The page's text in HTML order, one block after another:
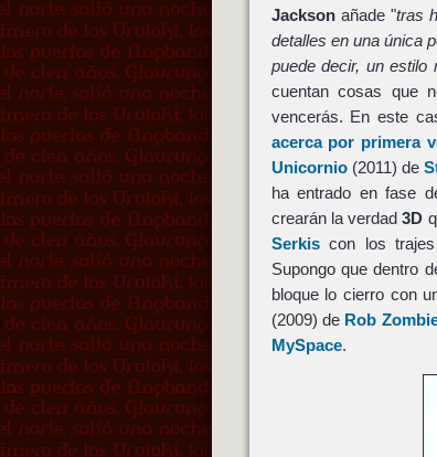
Jacksonañade "tras
detalles en una única
puede decir, un estilo
cuentan cosas que
vencerás. En este
acerca por primera
Unicornio(2011) de
ha entrado en fase
crearán la verdad3D
Serkiscon los
Supongo que dentro
bloque lo cierro con
(2009) de Rob
MySpace.